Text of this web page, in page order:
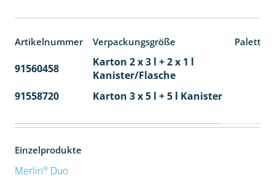
Artikelnummer Verpackungsgröße
91560458
Karton 2 x 3 l + 2 x 1 l
Kanister/Flasche
91558720 Karton 3 x 5 l + 5 l Kanister
Einzelprodukte
Merlin®Duo